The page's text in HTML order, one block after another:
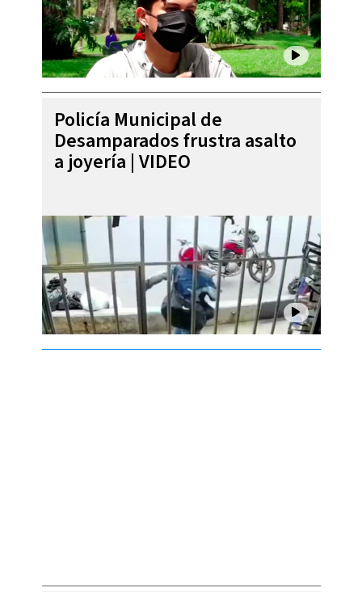
Policía Municipal de
Desamparados frustra asalto
a joyería | VIDEO